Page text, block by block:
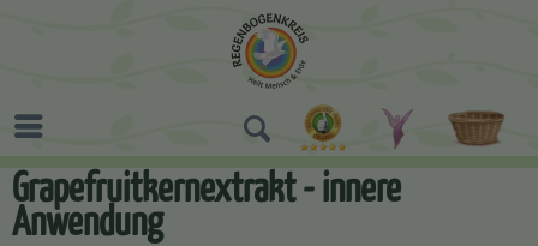
Grapefruitkernextrakt - innere
Anwendung